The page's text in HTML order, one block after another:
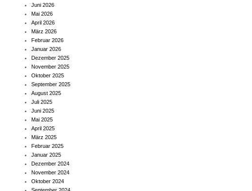
Juni 2026
Mai 2026
April 2026
März 2026
Februar 2026
Januar 2026
Dezember 2025
November 2025
Oktober 2025
September 2025
August 2025
Juli 2025
Juni 2025
Mai 2025
April 2025
März 2025
Februar 2025
Januar 2025
Dezember 2024
November 2024
Oktober 2024